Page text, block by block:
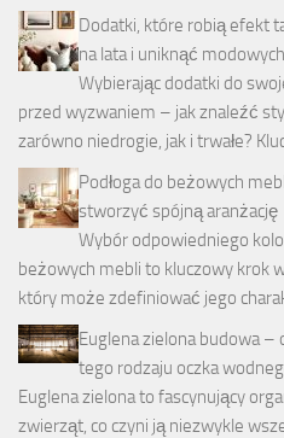
Dodatki, które robią efekt
na lata i uniknąć
Wybierając dodatki do
przed wyzwaniem – jak znaleźć
zarówno niedrogie, jak i trwałe?
Podłoga do beżowych
stworzyć spójną aranżację
Wybór odpowiedniego
beżowych mebli to kluczowy krok
który może zdefiniować jego
Euglena zielona budowa
tego rodzaju oczka
Euglena zielona to fascynujący
zwierząt, co czyni ją niezwykle